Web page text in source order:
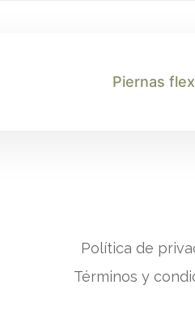
Piernas
Política de
Términos y